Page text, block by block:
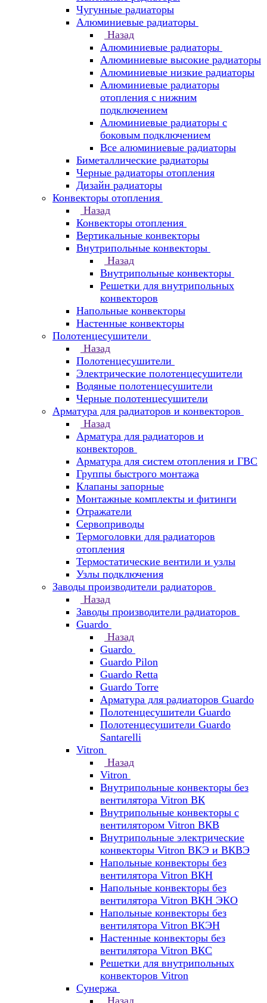
Чугунные радиаторы
Алюминиевые радиаторы
Назад
Алюминиевые радиаторы
Алюминиевые высокие радиаторы
Алюминиевые низкие радиаторы
Алюминиевые радиаторы
отопления с нижним
подключением
Алюминиевые радиаторы с
боковым подключением
Все алюминиевые радиаторы
Биметаллические радиаторы
Черные радиаторы отопления
Дизайн радиаторы
Конвекторы отопления
Назад
Конвекторы отопления
Вертикальные конвекторы
Внутрипольные конвекторы
Назад
Внутрипольные конвекторы
Решетки для внутрипольных
конвекторов
Напольные конвекторы
Настенные конвекторы
Полотенцесушители
Назад
Полотенцесушители
Электрические полотенцесушители
Водяные полотенцесушители
Черные полотенцесушители
Арматура для радиаторов и конвекторов
Назад
Арматура для радиаторов и
конвекторов
Арматура для систем отопления и ГВС
Группы быстрого монтажа
Клапаны запорные
Монтажные комплекты и фитинги
Отражатели
Сервоприводы
Термоголовки для радиаторов
отопления
Термостатические вентили и узлы
Узлы подключения
Заводы производители радиаторов
Назад
Заводы производители радиаторов
Guardo
Назад
Guardo
Guardo Pilon
Guardo Retta
Guardo Torre
Арматура для радиаторов Guardo
Полотенцесушители Guardo
Полотенцесушители Guardo
Santarelli
Vitron
Назад
Vitron
Внутрипольные конвекторы без
вентилятора Vitron ВК
Внутрипольные конвекторы с
вентилятором Vitron ВКВ
Внутрипольные электрические
конвекторы Vitron ВКЭ и ВКВЭ
Напольные конвекторы без
вентилятора Vitron ВКН
Напольные конвекторы без
вентилятора Vitron ВКН ЭКО
Напольные конвекторы без
вентилятора Vitron ВКЭН
Настенные конвекторы без
вентилятора Vitron ВКС
Решетки для внутрипольных
конвекторов Vitron
Сунержа
Назад